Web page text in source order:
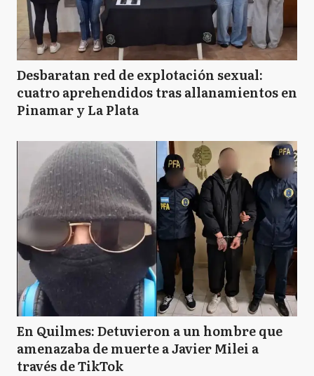
Desbaratan red de explotación sexual:
cuatro aprehendidos tras allanamientos en
Pinamar y La Plata
En Quilmes: Detuvieron a un hombre que
amenazaba de muerte a Javier Milei a
través de TikTok